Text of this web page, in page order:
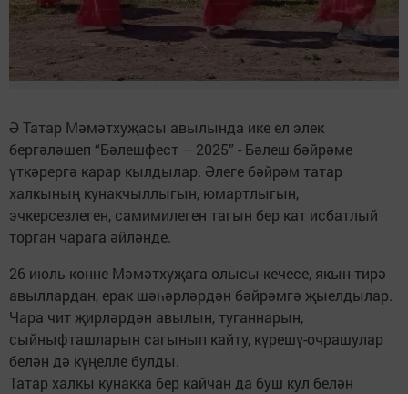
Ә Татар Мәмәтхуҗасы авылында ике ел элек
бергәләшеп “Бәлешфест – 2025” - Бәлеш бәйрәме
үткәрергә карар кылдылар. Әлеге бәйрәм татар
халкының кунакчыллыгын, юмартлыгын,
эчкерсезлеген, самимилеген тагын бер кат исбатлый
торган чарага әйләнде.
26 июль көнне Мәмәтхуҗага олысы-кечесе, якын-тирә
авыллардан, ерак шәһәрләрдән бәйрәмгә җыелдылар.
Чара чит җирләрдән авылын, туганнарын,
сыйныфташларын сагынып кайту, күрешү-очрашулар
белән дә күңелле булды.
Татар халкы кунакка бер кайчан да буш кул белән